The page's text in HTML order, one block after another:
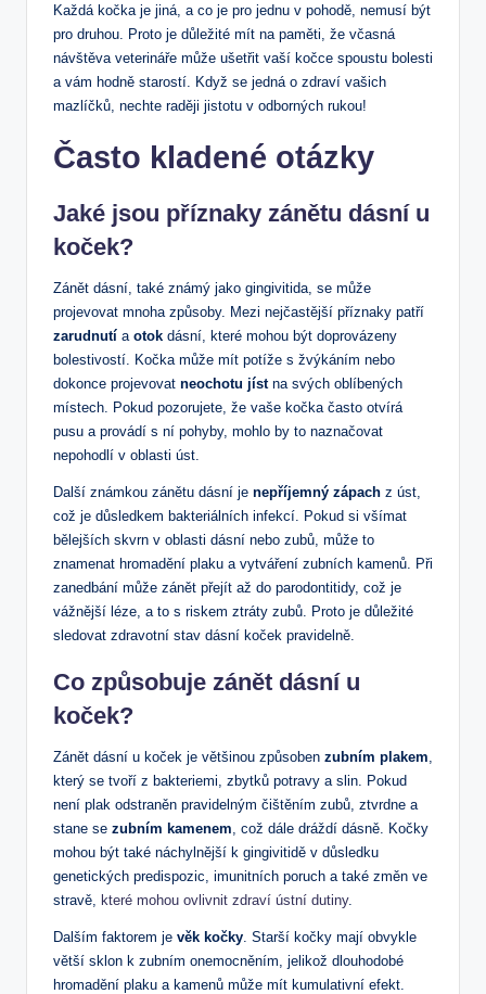
Každá kočka je jiná, a co je pro jednu v pohodě, nemusí být
pro druhou. Proto je důležité mít na paměti, že včasná
návštěva veterináře může ušetřit vaší kočce spoustu bolesti
a vám hodně starostí. Když se jedná o zdraví vašich
mazlíčků, nechte raději jistotu v odborných rukou!
Často kladené otázky
Jaké jsou příznaky zánětu dásní u
koček?
Zánět dásní, také známý jako gingivitida, se může
projevovat mnoha způsoby. Mezi nejčastější příznaky patří
zarudnutí a otok dásní, které mohou být doprovázeny
bolestivostí. Kočka může mít potíže s žvýkáním nebo
dokonce projevovat neochotu jístna svých oblíbených
místech. Pokud pozorujete, že vaše kočka často otvírá
pusu a provádí s ní pohyby, mohlo by to naznačovat
nepohodlí v oblasti úst.
Další známkou zánětu dásní je nepříjemný zápach z úst,
což je důsledkem bakteriálních infekcí. Pokud si všímat
bělejších skvrn v oblasti dásní nebo zubů, může to
znamenat hromadění plaku a vytváření zubních kamenů. Při
zanedbání může zánět přejít až do parodontitidy, což je
vážnější léze, a to s riskem ztráty zubů. Proto je důležité
sledovat zdravotní stav dásní koček pravidelně.
Co způsobuje zánět dásní u
koček?
Zánět dásní u koček je většinou způsoben zubním plakem
který se tvoří z bakteriemi, zbytků potravy a slin. Pokud
není plak odstraněn pravidelným čištěním zubů, ztvrdne a
stane se zubním kamenem , což dále dráždí dásně. Kočky
mohou být také náchylnější k gingivitidě v důsledku
genetických predispozic, imunitních poruch a také změn ve
stravě,
které mohou ovlivnit zdraví ústní dutiny.
Dalším faktorem je věk kočky . Starší kočky mají obvykle
větší sklon k zubním onemocněním, jelikož dlouhodobé
hromadění plaku a kamenů může mít kumulativní efekt.